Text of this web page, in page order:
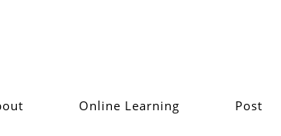
Online Learning Post